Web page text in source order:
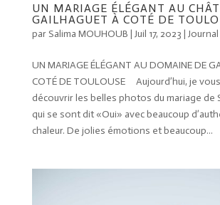
UN MARIAGE ÉLÉGANT AU
GAILHAGUET À COTÉ DE
par Salima MOUHOUB | Juil 17, 2023 | Journal
UN MARIAGE ÉLÉGANT AU DOMAINE DE
COTÉ DE TOULOUSE Aujourd’hui, je
découvrir les belles photos du mariage de
qui se sont dit «Oui» avec beaucoup
chaleur. De jolies émotions et beaucoup...